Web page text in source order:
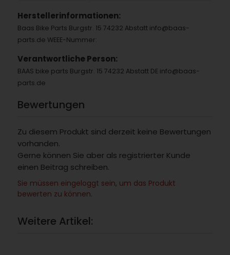
Herstellerinformationen:
Baas Bike Parts Burgstr. 15 74232 Abstatt info@baas-
parts.de WEEE-Nummer:
Verantwortliche Person:
BAAS bike parts Burgstr. 15 74232 Abstatt DE info@baas-
parts.de
Bewertungen
Zu diesem Produkt sind derzeit keine Bewertungen
vorhanden.
Gerne können Sie aber als registrierter Kunde
einen Beitrag schreiben.
Sie müssen eingeloggt sein, um das Produkt
bewerten zu können.
Weitere Artikel: